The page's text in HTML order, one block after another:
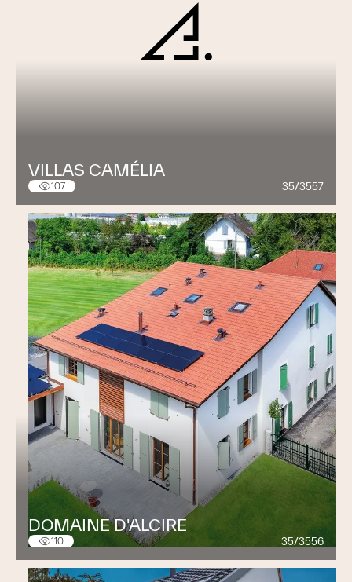
VILLAS CAMÉLIA
107 35/3557
DOMAINE D'ALCIRE
110 35/3556